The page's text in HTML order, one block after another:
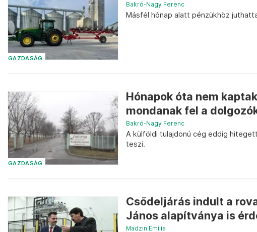
GAZDASÁG
Bakró-Nagy Ferenc
Másfél hónap alatt pénzükhöz
GAZDASÁG
Hónapok óta nem
mondanak fel a
Bakró-Nagy Ferenc
A külföldi tulajdonú cég eddig
teszi.
Csődeljárás indult a
János alapítványa is
Madzin Emília